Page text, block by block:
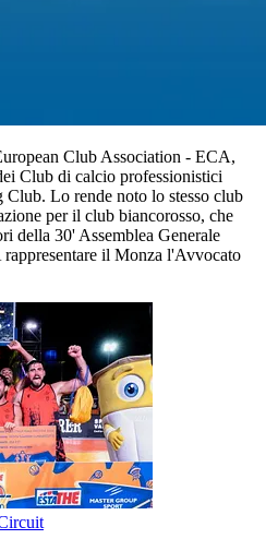
Club Association - ECA,
Club di calcio professionistici
Lo rende noto lo stesso club
per il club biancorosso, che
della 30' Assemblea Generale
il Monza l'Avvocato